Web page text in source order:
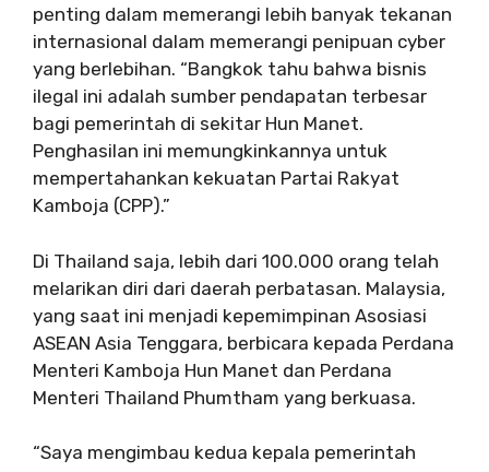
penting dalam memerangi lebih banyak tekanan
internasional dalam memerangi penipuan cyber
yang berlebihan. “Bangkok tahu bahwa bisnis
ilegal ini adalah sumber pendapatan terbesar
bagi pemerintah di sekitar Hun Manet.
Penghasilan ini memungkinkannya untuk
mempertahankan kekuatan Partai Rakyat
Kamboja (CPP).”
Di Thailand saja, lebih dari 100.000 orang telah
melarikan diri dari daerah perbatasan. Malaysia,
yang saat ini menjadi kepemimpinan Asosiasi
ASEAN Asia Tenggara, berbicara kepada Perdana
Menteri Kamboja Hun Manet dan Perdana
Menteri Thailand Phumtham yang berkuasa.
“Saya mengimbau kedua kepala pemerintah